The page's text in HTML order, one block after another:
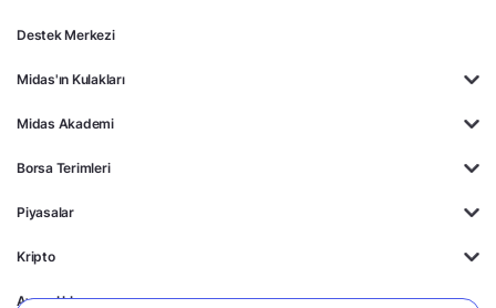
Destek Merkezi
Midas'ın Kulakları
Midas Akademi
Borsa Terimleri
Piyasalar
Kripto
Ayrıcalıklar